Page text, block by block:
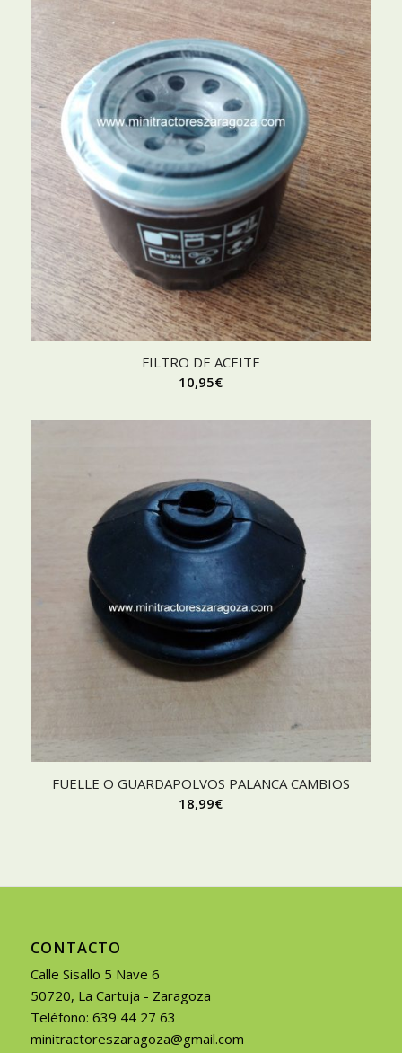
FILTRO DE ACEITE
10,95€
FUELLE O GUARDAPOLVOS PALANCA CAMBIOS
18,99€
CONTACTO
Calle Sisallo 5 Nave 6
50720, La Cartuja - Zaragoza
Teléfono: 639 44 27 63
minitractoreszaragoza@gmail.com